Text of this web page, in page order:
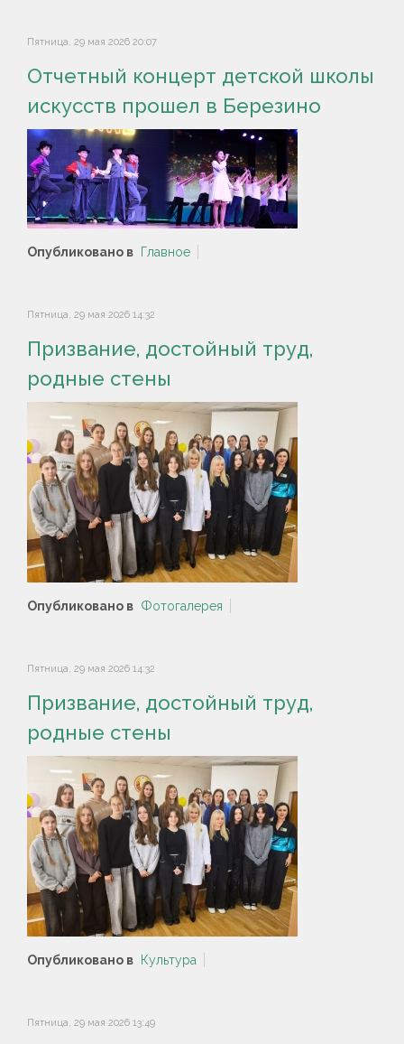
Пятница, 29 мая 2026 20:07
Отчетный концерт детской школы
искусств прошел в Березино
Опубликовано в Главное
Пятница, 29 мая 2026 14:32
Призвание, достойный труд,
родные стены
Опубликовано в Фотогалерея
Пятница, 29 мая 2026 14:32
Призвание, достойный труд,
родные стены
Опубликовано в Культура
Пятница, 29 мая 2026 13:49